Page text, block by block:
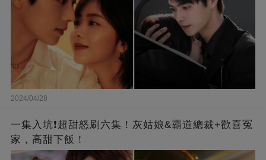
2024/04/28
一集入坑❗超甜怒刷六集！灰姑娘&霸道總裁+歡喜冤
家，高甜下飯！